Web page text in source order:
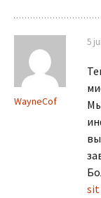
WayneCof
5
sit